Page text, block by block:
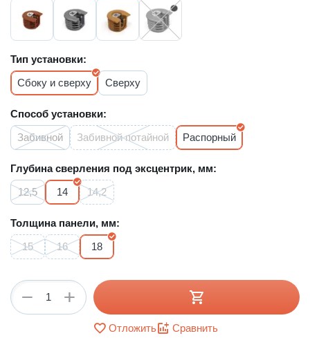
Тип установки:
Сбоку и сверху
Сверху
Способ установки:
Забивной
Забивной потайной Распорный
Глубина сверления под эксцентрик, мм:
12,5
14 14,2
Толщина панели, мм:
15
16 18
+
−
Отложить Сравнить